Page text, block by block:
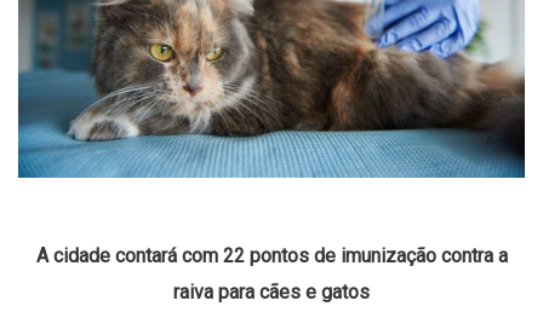
A cidade contará com 22 pontos de imunização contra a
raiva para cães e gatos